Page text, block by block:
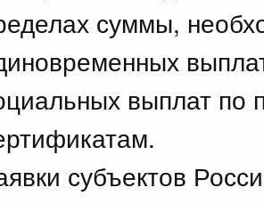
суммы,
выплат по
субъектов